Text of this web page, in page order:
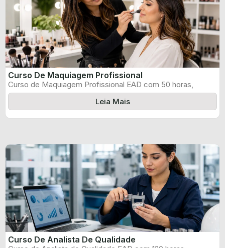
Curso De Maquiagem Profissional
Curso de Maquiagem Profissional EAD com 50 horas,
certificado informado pelo produtor e ...
Leia Mais
Curso De Analista De Qualidade